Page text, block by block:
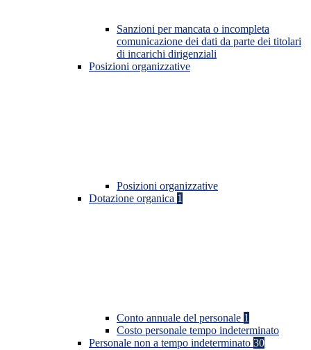
Sanzioni per mancata o incompleta
comunicazione dei dati da parte dei titolari
di incarichi dirigenziali
Posizioni organizzative
Posizioni organizzative
Dotazione organica 1
Conto annuale del personale 1
Costo personale tempo indeterminato
Personale non a tempo indeterminato 30